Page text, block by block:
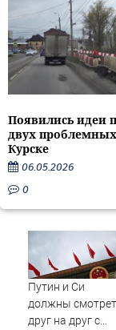
Появились идеи
двух
Курске
06.05.2026
0
Путин и Си
должны
друг на друг с